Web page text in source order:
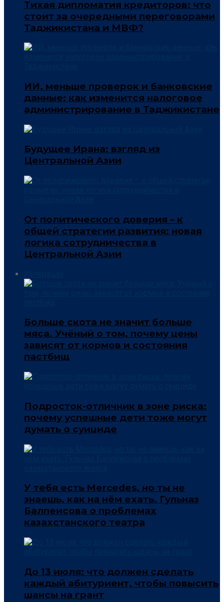
Тихая дипломатия кредиторов: что
стоит за очередными переговорами
Таджикистана и МВФ?
ИИ, меньше проверок и банковские
данные: как изменится налоговое
администрирование в Таджикистане
Будущее Ирана: взгляд из
Центральной Азии
От политического доверия – к
общей стратегии развития: новая
логика сотрудничества в
Центральной Азии
Больше скота не значит больше
мяса. Учёный о том, почему цены
зависят от кормов и состояния
пастбищ
Подросток-отличник в зоне риска:
почему успешные дети тоже могут
думать о суициде
У тебя есть Mercedes, но ты не
знаешь, как на нём ехать. Гульназ
Балпеисова о проблемах
казахстанского театра
До 13 июля: что должен сделать
каждый абитуриент, чтобы повысить
шансы на грант